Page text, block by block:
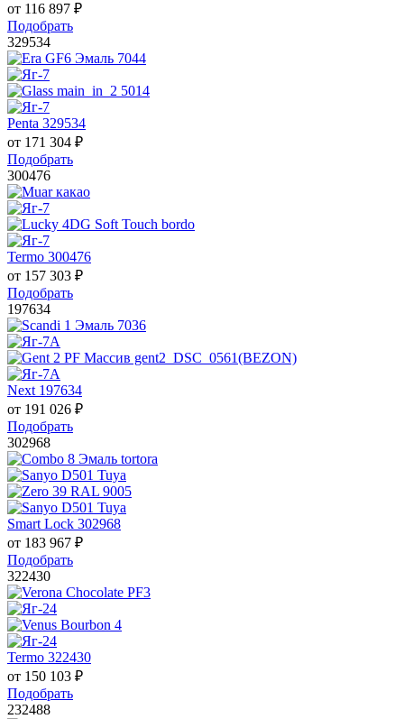
от 116 897 ₽
Подобрать
329534
Penta 329534
от 171 304 ₽
Подобрать
300476
Termo 300476
от 157 303 ₽
Подобрать
197634
Next 197634
от 191 026 ₽
Подобрать
302968
Smart Lock 302968
от 183 967 ₽
Подобрать
322430
Termo 322430
от 150 103 ₽
Подобрать
232488